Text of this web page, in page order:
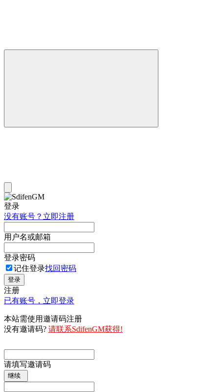
登录
没有账号？立即注册
用户名或邮箱
登录密码
记住登录找回密码
登录
注册
已有账号，立即登录
本站需使用邀请码注册
没有邀请码? 请联系SdifenGM获得!
请填写邀请码
继续